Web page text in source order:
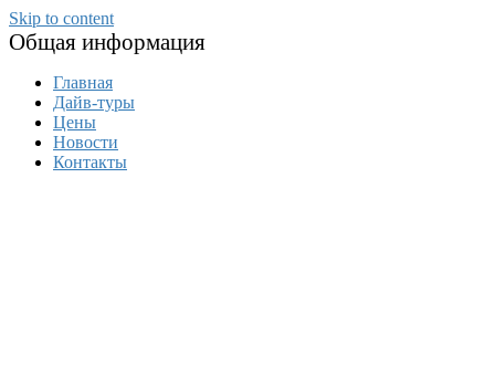
Skip to content
Общая информация
Главная
Дайв-туры
Цены
Новости
Контакты